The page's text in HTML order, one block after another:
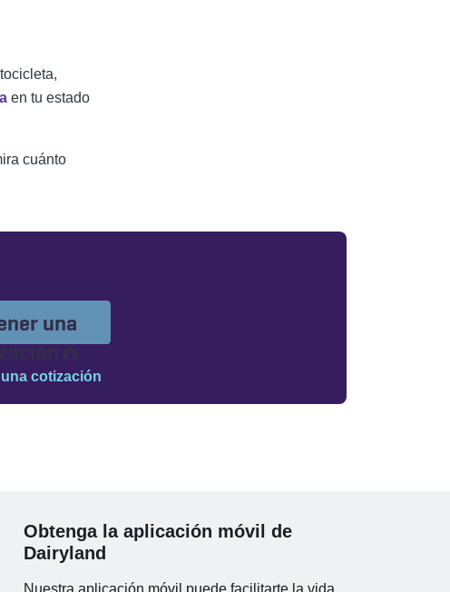
en tu estado
cuánto
una
Cargando...
cotización
Obtenga la aplicación móvil de
Dairyland
Nuestra aplicación móvil puede facilitarte la vida.